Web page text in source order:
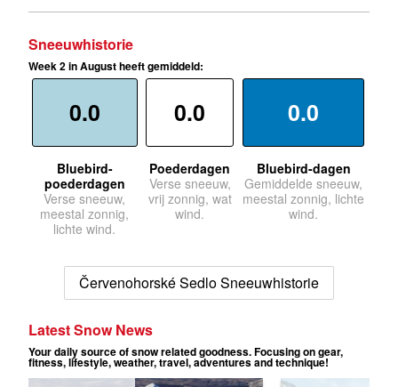
Sneeuwhistorie
Week 2 in August heeft gemiddeld:
0.0
Bluebird-
poederdagen
Verse sneeuw,
meestal zonnig,
lichte wind.
0.0
Poederdagen
Verse sneeuw,
vrij zonnig, wat
wind.
0.0
Bluebird-dagen
Gemiddelde sneeuw,
meestal zonnig, lichte
wind.
Červenohorské Sedlo Sneeuwhistorie